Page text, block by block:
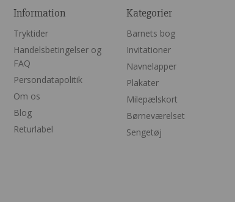
Information
Tryktider
Handelsbetingelser og
FAQ
Persondatapolitik
Om os
Blog
Returlabel
Kategorier
Barnets bog
Invitationer
Navnelapper
Plakater
Milepælskort
Børneværelset
Sengetøj